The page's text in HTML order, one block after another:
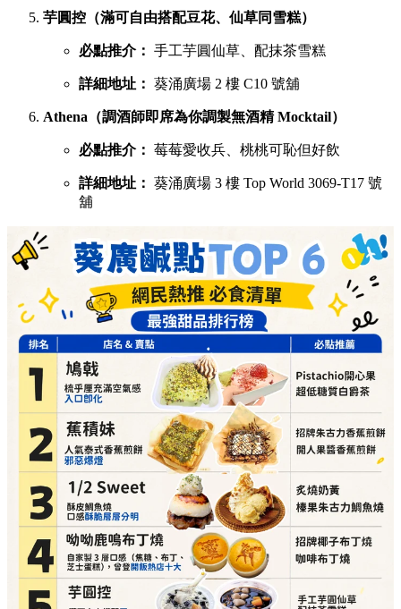
芋圓控（滿可自由搭配豆花、仙草同雪糕）
必點推介： 手工芋圓仙草、配抹茶雪糕
詳細地址： 葵涌廣場 2 樓 C10 號舖
Athena（調酒師即席為你調製無酒精 Mocktail）
必點推介： 莓莓愛收兵、桃桃可恥但好飲
詳細地址： 葵涌廣場 3 樓 Top World 3069-T17 號
舖